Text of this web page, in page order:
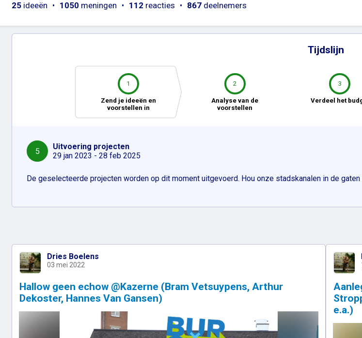
25 ideeën 1050 meningen 112 reacties 867 deelnemers
Tijdslijn
1
Zend je ideeën en
voorstellen in
2
Analyse van de
voorstellen
3
Verdeel het
5
Uitvoering projecten
29 jan 2023 - 28 feb 2025
De geselecteerde projecten worden op dit moment uitgevoerd. Hou onze stadskanalen in de
Dries Boelens
03 mei 2022
Hallow geen echow @Kazerne (Bram Vetsuypens, Arthur
Dekoster, Hannes Van Gansen)
e.a.)